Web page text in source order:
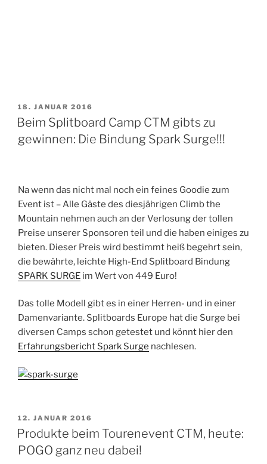
VERÖFFENTLICHT
AM
18. JANUAR 2016
Beim Splitboard Camp CTM gibts zu
gewinnen: Die Bindung Spark Surge!!!
Na wenn das nicht mal noch ein feines Goodie zum
Event ist – Alle Gäste des diesjährigen Climb the
Mountain nehmen auch an der Verlosung der tollen
Preise unserer Sponsoren teil und die haben einiges zu
bieten. Dieser Preis wird bestimmt heiß begehrt sein,
die bewährte, leichte High-End Splitboard Bindung
SPARK SURGE im Wert von 449 Euro!
Das tolle Modell gibt es in einer Herren- und in einer
Damenvariante. Splitboards Europe hat die Surge bei
diversen Camps schon getestet und könnt hier den
Erfahrungsbericht Spark Surge nachlesen.
VERÖFFENTLICHT
AM
12. JANUAR 2016
Produkte beim Tourenevent CTM, heute:
POGO ganz neu dabei!